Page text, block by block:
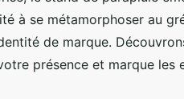
à se métamorphoser au
de marque.
présence et marque les